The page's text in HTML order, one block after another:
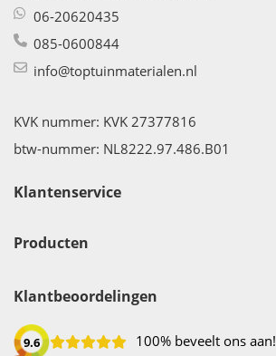
06-20620435
085-0600844
info@toptuinmaterialen.nl
KVK nummer: KVK 27377816
btw-nummer: NL8222.97.486.B01
Klantenservice
Producten
Klantbeoordelingen
9.6 100% beveelt ons aan!